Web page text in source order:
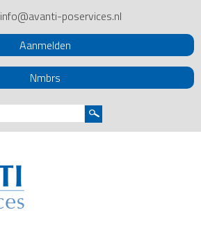
info@avanti-poservices.nl
Aanmelden
Nmbrs